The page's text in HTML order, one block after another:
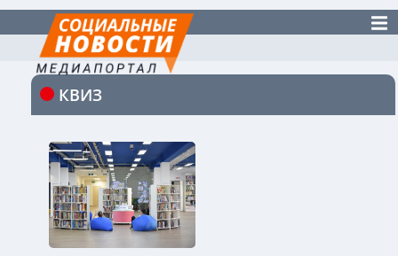
КВИЗ